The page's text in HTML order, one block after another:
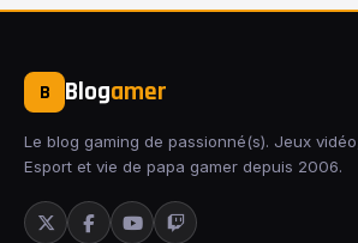
B Blogamer
Le blog gaming de passionné(s). Jeux
Esport et vie de papa gamer depuis 2006.